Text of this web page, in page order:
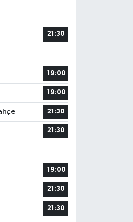
21:30
19:00
19:00
21:30
21:30
19:00
21:30
21:30